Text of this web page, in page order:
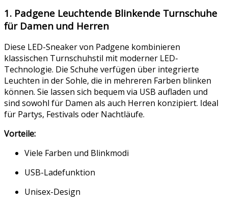
1. Padgene Leuchtende Blinkende Turnschuhe
für Damen und Herren
Diese LED-Sneaker von Padgene kombinieren
klassischen Turnschuhstil mit moderner LED-
Technologie. Die Schuhe verfügen über integrierte
Leuchten in der Sohle, die in mehreren Farben blinken
können. Sie lassen sich bequem via USB aufladen und
sind sowohl für Damen als auch Herren konzipiert. Ideal
für Partys, Festivals oder Nachtläufe.
Vorteile:
Viele Farben und Blinkmodi
USB-Ladefunktion
Unisex-Design